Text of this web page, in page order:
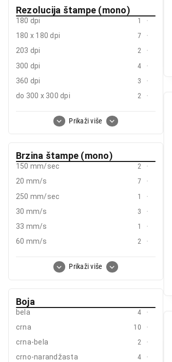
Rezolucija štampe (mono)
Prikaži više
180 dpi
1
180 x 180 dpi
7
203 dpi
2
300 dpi
4
360 dpi
3
do 300 x 300 dpi
2
do 600 x 600 dpi
1
Brzina štampe (mono)
Prikaži više
150 mm/sec
2
20 mm/s
7
250 mm/sec
1
30 mm/s
3
33 mm/s
1
60 mm/s
2
do 8 str/min
1
Boja
bela
4
crna
10
crna-bela
2
crno-narandžasta
4